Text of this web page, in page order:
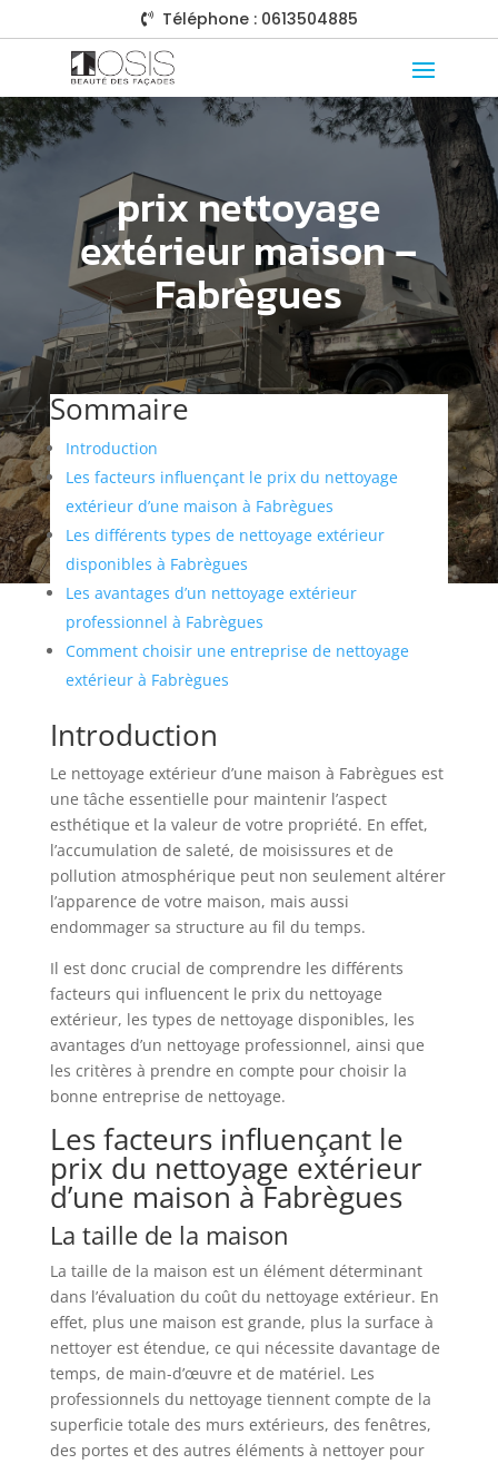
 Téléphone : 0613504885
prix nettoyage
extérieur maison –
Fabrègues
Sommaire
Introduction
Les facteurs influençant le prix du nettoyage
extérieur d’une maison à Fabrègues
Les différents types de nettoyage extérieur
disponibles à Fabrègues
Les avantages d’un nettoyage extérieur
professionnel à Fabrègues
Comment choisir une entreprise de nettoyage
extérieur à Fabrègues
Introduction
Le nettoyage extérieur d’une maison à Fabrègues est
une tâche essentielle pour maintenir l’aspect
esthétique et la valeur de votre propriété. En effet,
l’accumulation de saleté, de moisissures et de
pollution atmosphérique peut non seulement altérer
l’apparence de votre maison, mais aussi
endommager sa structure au fil du temps.
Il est donc crucial de comprendre les différents
facteurs qui influencent le prix du nettoyage
extérieur, les types de nettoyage disponibles, les
avantages d’un nettoyage professionnel, ainsi que
les critères à prendre en compte pour choisir la
bonne entreprise de nettoyage.
Les facteurs influençant le
prix du nettoyage extérieur
d’une maison à Fabrègues
La taille de la maison
La taille de la maison est un élément déterminant
dans l’évaluation du coût du nettoyage extérieur. En
effet, plus une maison est grande, plus la surface à
nettoyer est étendue, ce qui nécessite davantage de
temps, de main-d’œuvre et de matériel. Les
professionnels du nettoyage tiennent compte de la
superficie totale des murs extérieurs, des fenêtres,
des portes et des autres éléments à nettoyer pour